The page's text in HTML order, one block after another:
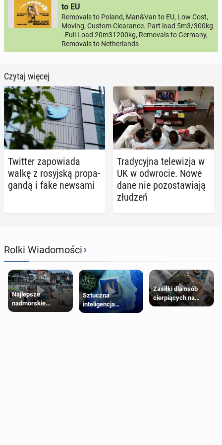
to EU
Removals to Poland, Man&Van to EU, Low Cost,
Moving, Custom Clearance. Part load 5m3/300kg
- Full Load 20m31200kg, Removals to Germany,
Removals to Netherlands
Czytaj więcej
Twitter za­po­wia­da
walkę z ro­syj­ską pro­pa­
gan­dą i fake newsami
Tra­dy­cyj­na te­le­wi­zja w
UK w od­wro­cie. Nowe
dane nie po­zo­sta­wia­ją
złudzeń
Rolki Wiadomości›
Najlepsze
nadmorskie
miasteczko blisko
Sztuczna
inteligencja
próbowała oszukać
Zasiłki dla osób
cierpiących na
schorzenia